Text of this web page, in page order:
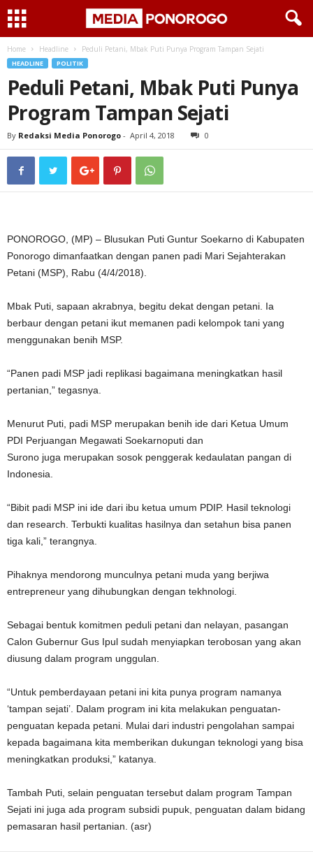
Home Headline Peduli Petani, Mbak Puti Punya Program Tampan Sejati
HEADLINE POLITIK
Peduli Petani, Mbak Puti Punya
Program Tampan Sejati
By Redaksi Media Ponorogo - April 4, 2018 0
PONOROGO, (MP) – Blusukan Puti Guntur Soekarno di Kabupaten
Ponorogo dimanfaatkan dengan panen padi Mari Sejahterakan
Petani (MSP), Rabu (4/4/2018).
Mbak Puti, sapaan akrabnya, begitu dekat dengan petani. Ia
berbaur dengan petani ikut memanen padi kelompok tani yang
menggunakan benih MSP.
“Panen padi MSP jadi replikasi bagaimana meningkatkan hasil
pertanian,” tegasnya.
Menurut Puti, padi MSP merupakan benih ide dari Ketua Umum
PDI Perjuangan Megawati Soekarnoputi dan
Surono juga merupakan sosok penggerak kedaulatan pangan di
Indonesia.
“Bibit padi MSP ini ide dari ibu ketua umum PDIP. Hasil teknologi
dan research. Terbukti kualitas hasilnya dan setahun bisa panen
tiga kali,” terangnya.
Pihaknya mendorong munculnya petani muda yang berjiwa
entrepreneur yang dihubungkan dengan tekhnologi.
Sebagai bentuk komitmen peduli petani dan nelayan, pasangan
Calon Gubernur Gus Ipul sudah menyiapkan terobosan yang akan
diusung dalam program unggulan.
“Untuk pemberdayaan petani ini kita punya program namanya
‘tampan sejati’. Dalam program ini kita melakukan penguatan-
penguatan kepada petani. Mulai dari industri pengolahan sampai
kepada bagaimana kita memberikan dukungan teknologi yang bisa
meningkatkan produksi,” katanya.
Tambah Puti, selain penguatan tersebut dalam program Tampan
Sejati ini juga ada program subsidi pupuk, penguatan dalam bidang
pemasaran hasil pertanian. (asr)